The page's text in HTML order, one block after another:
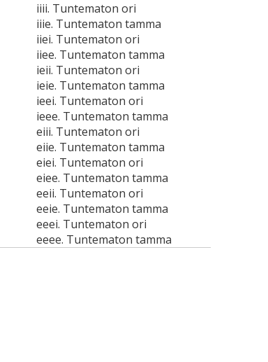
iiii. Tuntematon ori
iiie. Tuntematon tamma
iiei. Tuntematon ori
iiee. Tuntematon tamma
ieii. Tuntematon ori
ieie. Tuntematon tamma
ieei. Tuntematon ori
ieee. Tuntematon tamma
eiii. Tuntematon ori
eiie. Tuntematon tamma
eiei. Tuntematon ori
eiee. Tuntematon tamma
eeii. Tuntematon ori
eeie. Tuntematon tamma
eeei. Tuntematon ori
eeee. Tuntematon tamma